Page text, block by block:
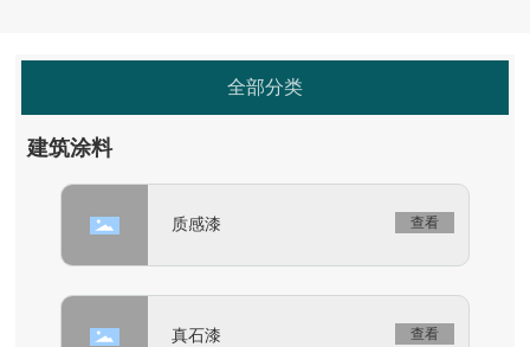
全部分类
建筑涂料
质感漆 查看
真石漆 查看